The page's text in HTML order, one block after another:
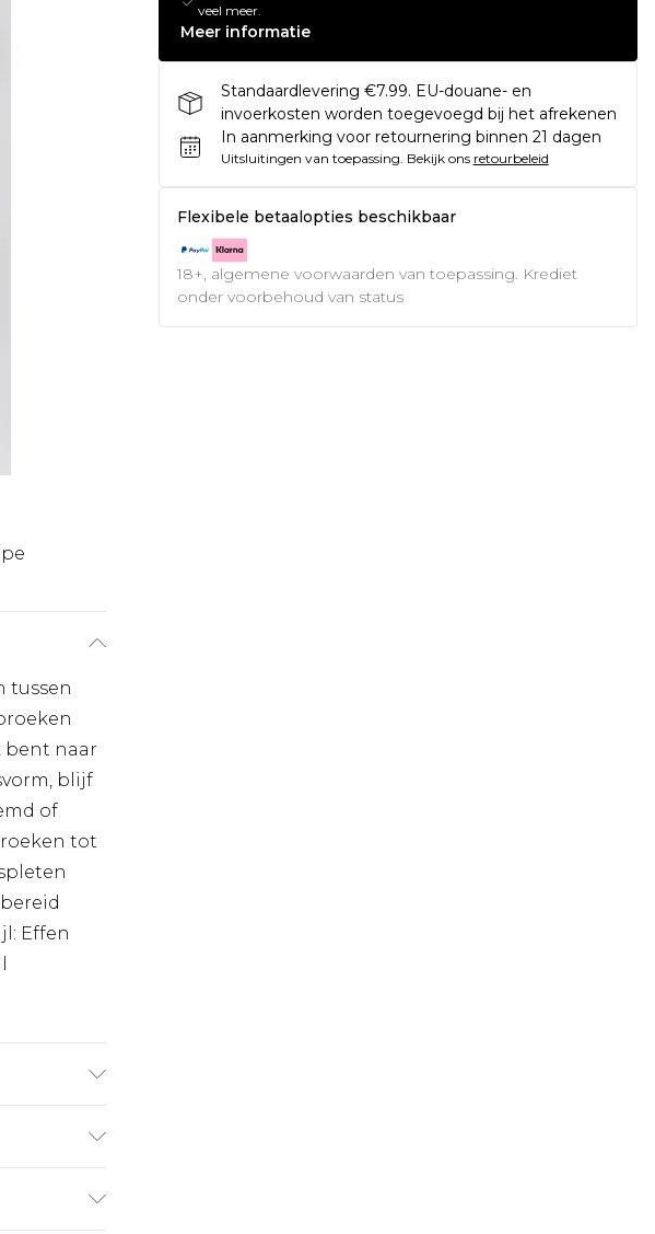
tussen
bent naar
blijf
of
tot
Effen
€7.99
veel meer.
Meer informatie
Standaardlevering €7.99. EU-douane- en
invoerkosten worden toegevoegd bij het afrekenen
In aanmerking voor retournering binnen 21 dagen
Uitsluitingen van toepassing. Bekijk ons retourbeleid
Flexibele betaalopties beschikbaar
18+, algemene voorwaarden van toepassing. Krediet
onder voorbehoud van status